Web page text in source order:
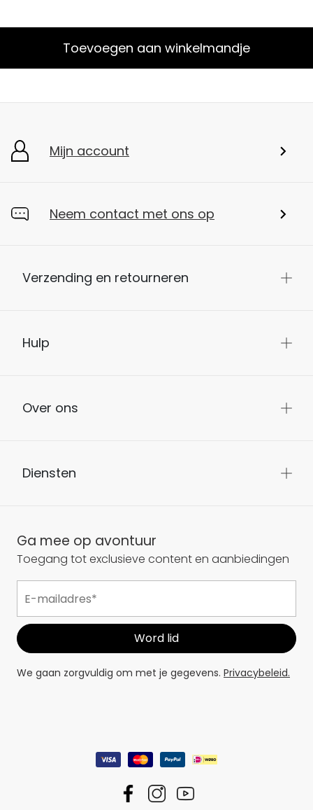
Toevoegen aan winkelmandje
Mijn account
Neem contact met ons op
Verzending en retourneren
Hulp
Over ons
Diensten
Ga mee op avontuur
Toegang tot exclusieve content en aanbiedingen
We gaan zorgvuldig om met je gegevens. Privacybeleid.